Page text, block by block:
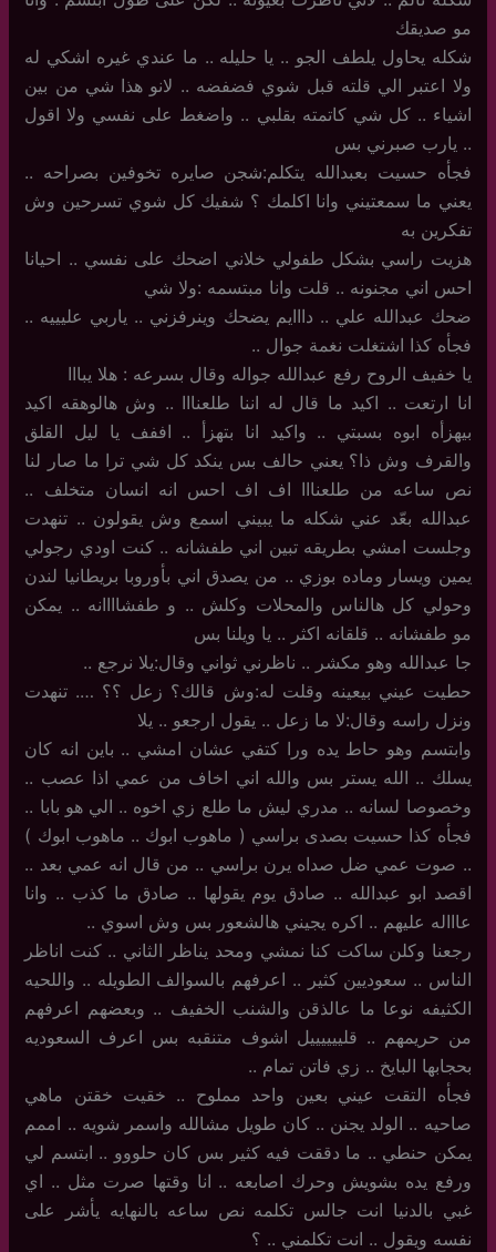
مو صديقك
شكله يحاول يلطف الجو .. يا حليله .. ما عندي غيره اشكي له
ولا اعتبر الي قلته قبل شوي فضفضه .. لانو هذا شي من بين
اشياء .. كل شي كاتمته بقلبي .. واضغط على نفسي ولا اقول
.. يارب صبرني بس
فجأه حسيت بعبدالله يتكلم:شجن صايره تخوفين بصراحه ..
يعني ما سمعتيني وانا اكلمك ؟ شفيك كل شوي تسرحين وش
تفكرين به
هزيت راسي بشكل طفولي خلاني اضحك على نفسي .. احيانا
احس اني مجنونه .. قلت وانا مبتسمه :ولا شي
ضحك عبدالله علي .. دااايم يضحك وينرفزني .. ياربي عليييه ..
فجأه كذا اشتغلت نغمة جوال ..
يا خفيف الروح رفع عبدالله جواله وقال بسرعه : هلا يبااا
انا ارتعت .. اكيد ما قال له اننا طلعنااا .. وش هالوهقه اكيد
بيهزأه ابوه بسبتي .. واكيد انا بتهزأ .. اففف يا ليل القلق
والقرف وش ذا؟ يعني حالف بس ينكد كل شي ترا ما صار لنا
نص ساعه من طلعنااا اف اف احس انه انسان متخلف ..
عبدالله بعّد عني شكله ما يبيني اسمع وش يقولون .. تنهدت
وجلست امشي بطريقه تبين اني طفشانه .. كنت اودي رجولي
يمين ويسار وماده بوزي .. من يصدق اني بأوروبا بريطانيا لندن
وحولي كل هالناس والمحلات وكلش .. و طفشاااانه .. يمكن
مو طفشانه .. قلقانه اكثر .. يا ويلنا بس
جا عبدالله وهو مكشر .. ناظرني ثواني وقال:يلا نرجع ..
حطيت عيني بيعينه وقلت له:وش قالك؟ زعل ؟؟ …. تنهدت
ونزل راسه وقال:لا ما زعل .. يقول ارجعو .. يلا
وابتسم وهو حاط يده ورا كتفي عشان امشي .. باين انه كان
يسلك .. الله يستر بس والله اني اخاف من عمي اذا عصب ..
وخصوصا لسانه .. مدري ليش ما طلع زي اخوه .. الي هو بابا ..
فجأه كذا حسيت بصدى براسي ( ماهوب ابوك .. ماهوب ابوك )
.. صوت عمي ضل صداه يرن براسي .. من قال انه عمي بعد ..
اقصد ابو عبدالله .. صادق يوم يقولها .. صادق ما كذب .. وانا
عاااله عليهم .. اكره يجيني هالشعور بس وش اسوي ..
رجعنا وكلن ساكت كنا نمشي ومحد يناظر الثاني .. كنت اناظر
الناس .. سعوديين كثير .. اعرفهم بالسوالف الطويله .. واللحيه
الكثيفه نوعا ما عالذقن والشنب الخفيف .. وبعضهم اعرفهم
من حريمهم .. قلييييييل اشوف متنقبه بس اعرف السعوديه
بحجابها البايخ .. زي فاتن تمام ..
فجأه التقت عيني بعين واحد مملوح .. خقيت خقتن ماهي
صاحيه .. الولد يجنن .. كان طويل مشالله واسمر شويه .. اممم
يمكن حنطي .. ما دققت فيه كثير بس كان حلووو .. ابتسم لي
ورفع يده بشويش وحرك اصابعه .. انا وقتها صرت مثل .. اي
غبي بالدنيا انت جالس تكلمه نص ساعه بالنهايه يأشر على
نفسه ويقول .. انت تكلمني .. ؟